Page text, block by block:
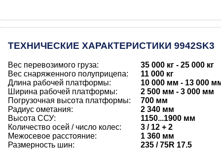
ТЕХНИЧЕСКИЕ ХАРАКТЕРИСТИКИ 9942SK3
Вес перевозимого груза: 35 000 кг
25 000 кг
Вес снаряженного полуприцепа:
11 000 кг
Длина рабочей платформы:
10 000 мм
13 000
Ширина рабочей платформы:
2 500 мм
3 000 мм
Погрузочная высота платформы:
700 мм
Радиус ометания:
2 340 мм
Высота ССУ:
1150...1900 мм
Количество осей / число колес:
3 / 12 + 2
Межосевое расстояние:
1 360 мм
Размерность шин:
235 / 75R 17.5